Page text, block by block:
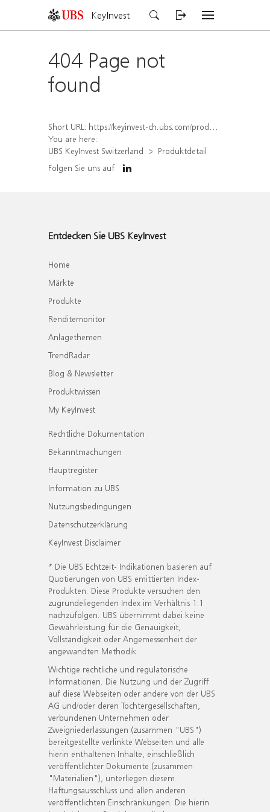
KeyInvest
404 Page not
found
Short URL: https://keyinvest-ch.ubs.com/produkt/detail/index/isin/CH1578496288
You are here:
UBS KeyInvest Switzerland
Produktdetail
Folgen Sie uns auf
Entdecken Sie UBS KeyInvest
Home
Märkte
Produkte
Renditemonitor
Anlagethemen
TrendRadar
Blog & Newsletter
Produktwissen
My KeyInvest
Rechtliche Dokumentation
Bekanntmachungen
Hauptregister
Information zu UBS
Nutzungsbedingungen
Datenschutzerklärung
KeyInvest Disclaimer
* Die UBS Echtzeit- Indikationen basieren auf
Quotierungen von UBS emittierten Index-
Produkten. Diese Produkte versuchen den
zugrundeliegenden Index im Verhältnis 1:1
nachzufolgen. UBS übernimmt dabei keine
Gewährleistung für die Genauigkeit,
Vollständigkeit oder Angemessenheit der
angewandten Methodik.
Wichtige rechtliche und regulatorische
Informationen. Die Nutzung und der Zugriff
auf diese Webseiten oder andere von der UBS
AG und/oder deren Tochtergesellschaften,
verbundenen Unternehmen oder
Zweigniederlassungen (zusammen "UBS")
bereitgestellte verlinkte Webseiten und alle
hierin enthaltenen Inhalte, einschließlich
veröffentlichter Dokumente (zusammen
"Materialien"), unterliegen diesem
Haftungsausschluss und allen anderen
veröffentlichten Einschränkungen. Die hierin